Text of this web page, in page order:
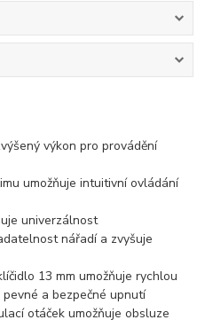
výkon pro provádění
umožňuje intuitivní ovládání
univerzálnost
nářadí a zvyšuje
13 mm umožňuje rychlou
a bezpečné upnutí
otáček umožňuje obsluze